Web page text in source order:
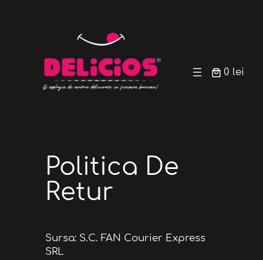
0 lei
Politica De
Retur
Sursa: S.C. FAN Courier Express
SRL